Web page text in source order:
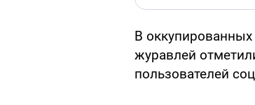
В
журавлей
пользователей